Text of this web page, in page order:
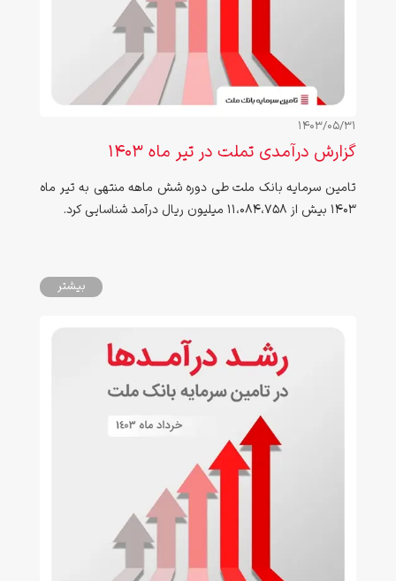
1403/05/31
گزارش درآمدی تملت در تیر ماه ۱۴۰3
تامین سرمایه بانک ملت طی دوره شش ماهه منتهی به تیر ماه
۱۴۰3 بیش از 11،۰84،758 میلیون ریال درآمد شناسایی کرد.
بیشتر